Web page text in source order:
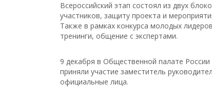
Всероссийский этап состоял из двух
участников, защиту проекта и
Также в рамках конкурса молодых
тренинги, общение с экспертами.
9 декабря в Общественной палате
приняли участие заместитель
официальные лица.